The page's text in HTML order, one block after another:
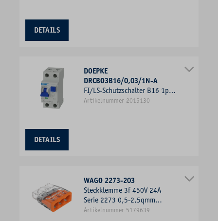
DETAILS
DOEPKE
DRCBO3B16/0,03/1N-A
FI/LS-Schutzschalter B16 1p+N
0,03A A 10kA 2TE 1p 230V
Artikelnummer 2015130
DETAILS
WAGO 2273-203
Steckklemme 3f 450V 24A
Serie 2273 0,5-2,5qmm
f.Massivleiter
Artikelnummer 5179639